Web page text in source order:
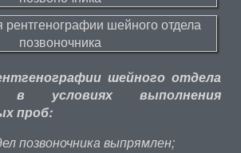
шейного отдела
в условиях выполнения
проб:
позвоночника выпрямлен;